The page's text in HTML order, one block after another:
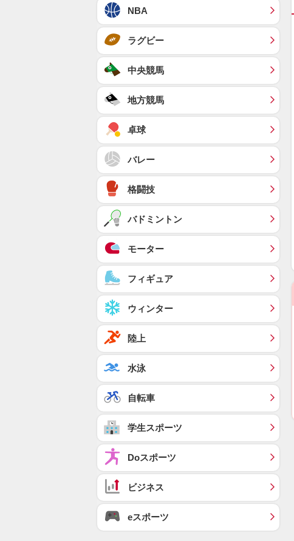
NBA
ラグビー
中央競馬
地方競馬
卓球
バレー
格闘技
バドミントン
モーター
フィギュア
ウィンター
陸上
水泳
自転車
学生スポーツ
Doスポーツ
ビジネス
eスポーツ